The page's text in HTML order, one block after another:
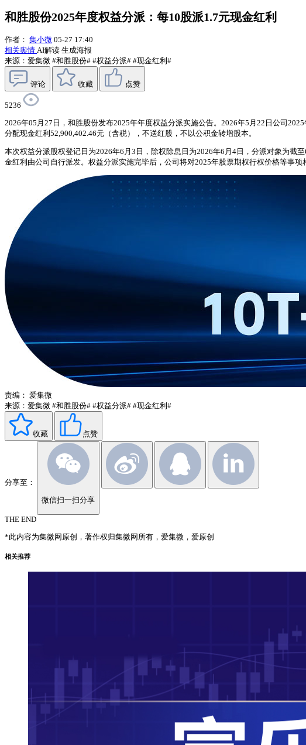
和胜股份2025年度权益分派：每10股派1.7元现金红利
作者： 集小微 05-27 17:40
相关舆情 AI解读 生成海报
来源：爱集微 #和胜股份# #权益分派# #现金红利#
评论 收藏 点赞
5236
2026年05月27日，和胜股份发布2025年年度权益分派实施公告。2026年5月22日公司
分配现金红利52,900,402.46元（含税），不送红股，不以公积金转增股本。
本次权益分派股权登记日为2026年6月3日，除权除息日为2026年6月4日，分派对象为
金红利由公司自行派发。权益分派实施完毕后，公司将对2025年股票期权行权价格等事项
责编： 爱集微
来源：爱集微 #和胜股份# #权益分派# #现金红利#
收藏 点赞
分享至：
微信扫一扫分享
THE END
*此内容为集微网原创，著作权归集微网所有，爱集微，爱原创
相关推荐